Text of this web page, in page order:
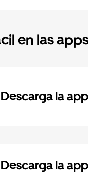
en las
Descarga la
Descarga la